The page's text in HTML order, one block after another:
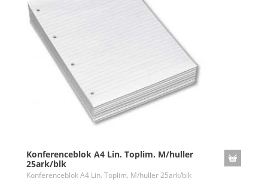
Konferenceblok A4 Lin. Toplim. M/huller
25ark/blk
Konferenceblok A4 Lin. Toplim. M/huller 25ark/blk